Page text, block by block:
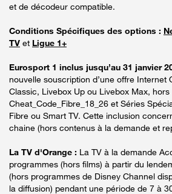
et de décodeur compatible.
Conditions Spécifiques des options :
TV et Ligue 1+
Eurosport 1 inclus jusqu’au 31 janvier
nouvelle souscription d’une offre Internet
Classic, Livebox Up ou Livebox Max, hors
Cheat_Code_Fibre_18_26 et Séries
Fibre ou Smart TV. Cette inclusion
chaine (hors contenus à la demande et
La TV d'Orange : La TV à la demande
programmes (hors films) à partir du
(hors programmes de Disney Channel
la diffusion) pendant une période de 7 à